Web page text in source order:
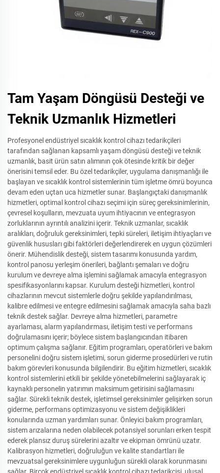
Tam Yaşam Döngüsü Desteği ve
Teknik Uzmanlık Hizmetleri
Profesyonel endüstriyel sıcaklık kontrol cihazı tedarikçileri
tarafından sağlanan kapsamlı yaşam döngüsü desteği ve teknik
uzmanlık, basit ürün satın alımının çok ötesinde kritik bir değer
önerisini temsil eder. Bu özel tedarikçiler, uygulama danışmanlığı ile
başlayan ve sıcaklık kontrol sistemlerinin tüm işletme ömrü boyunca
devam eden uçtan uca hizmetler sunar. Başlangıçtaki danışmanlık
hizmetleri, optimal kontrol cihazı seçimi için süreç gereksinimlerinin,
çevresel koşulların, mevzuata uyum ihtiyacının ve entegrasyon
zorluklarının ayrıntılı analizini içerir. Teknik uzmanlar, sıcaklık
aralıkları, doğruluk gereksinimleri, tepki süreleri, iletişim ihtiyaçları ve
güvenlik hususları gibi faktörleri değerlendirerek en uygun çözümleri
önerir. Mühendislik desteği, sistem tasarımı konusunda yardım,
kontrol panosu yerleşim önerileri, bağlantı şemaları ve doğru
kurulum ve devreye alma işlemini sağlamak amacıyla entegrasyon
spesifikasyonlarını kapsar. Kurulum desteği hizmetleri, kontrol
cihazlarının mevcut sistemlerle doğru şekilde yapılandırılması,
kalibre edilmesi ve entegre edilmesini sağlamak amacıyla saha bazlı
teknik destek sağlar. Devreye alma hizmetleri, parametre
ayarlaması, alarm yapılandırması, iletişim testi ve performans
doğrulamasını içerir; böylece sistem başlangıcından itibaren
optimum çalışma sağlanır. Eğitim programları, operatörleri ve bakım
personelini doğru sistem işletimi, sorun giderme prosedürleri ve rutin
bakım görevleri konusunda bilgilendirir. Bu eğitim hizmetleri, sıcaklık
kontrol sistemlerini etkili bir şekilde yönetebilmelerini sağlayarak iç
kaynaklı personelin yatırımın maksimum getirisini sağlamasını
sağlar. Sürekli teknik destek, işletimsel gereksinimler gelişirken sorun
giderme, performans optimizasyonu ve sistem değişiklikleri
konularında uzman yardımları sunar. Önleyici bakım programları,
sistem arızalarına neden olabilecek potansiyel sorunları erken tespit
ederek plansız duruş sürelerini azaltır ve ekipman ömrünü uzatır.
Kalibrasyon hizmetleri, doğruluğun ve kalite standartları ile
mevzuatsal gereksinimlere uygunluğun sürekli olarak korunmasını